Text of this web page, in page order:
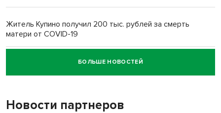
Житель Купино получил 200 тыс. рублей за смерть
матери от COVID-19
Новосибирский суд наказал водителя за смерть
пенсионерки на вокзале
БОЛЬШЕ НОВОСТЕЙ
Новости партнеров